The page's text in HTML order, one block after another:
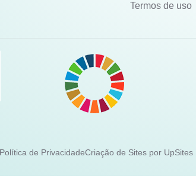
Termos de uso
Política de PrivacidadeCriação de Sites por UpSites